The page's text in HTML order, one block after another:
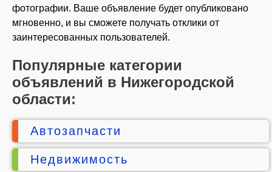
фотографии. Ваше объявление будет опубликовано
мгновенно, и вы сможете получать отклики от
заинтересованных пользователей.
Популярные категории
объявлений в Нижегородской
области:
Автозапчасти
Недвижимость